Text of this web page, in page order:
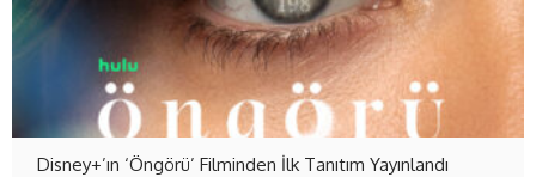
Disney+’ın ‘Öngörü’ Filminden İlk Tanıtım Yayınlandı